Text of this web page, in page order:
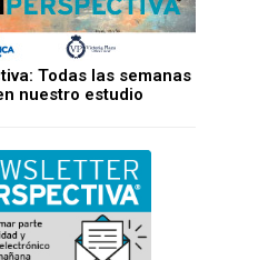
Todas las semanas
nuestro estudio